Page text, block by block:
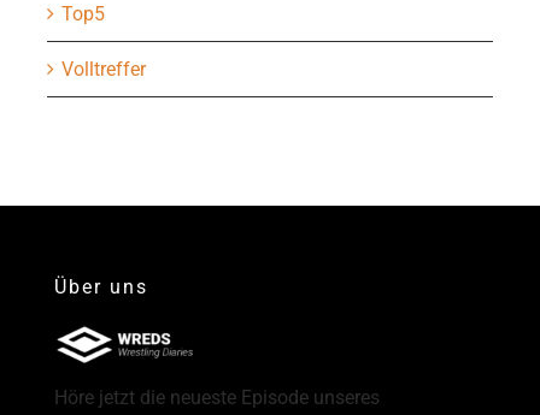
Top5
Volltreffer
Über uns
Höre jetzt die neueste Episode unseres